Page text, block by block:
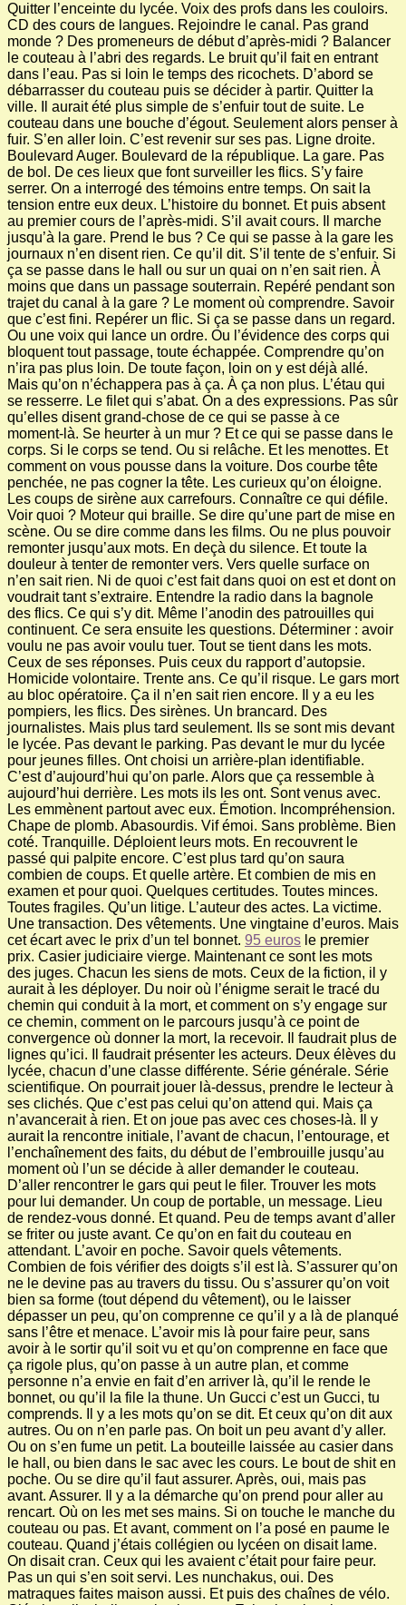
Quitter l’enceinte du lycée. Voix des profs dans les couloirs.
CD des cours de langues. Rejoindre le canal. Pas grand
monde ? Des promeneurs de début d’après-midi ? Balancer
le couteau à l’abri des regards. Le bruit qu’il fait en entrant
dans l’eau. Pas si loin le temps des ricochets. D’abord se
débarrasser du couteau puis se décider à partir. Quitter la
ville. Il aurait été plus simple de s’enfuir tout de suite. Le
couteau dans une bouche d’égout. Seulement alors penser à
fuir. S’en aller loin. C’est revenir sur ses pas. Ligne droite.
Boulevard Auger. Boulevard de la république. La gare. Pas
de bol. De ces lieux que font surveiller les flics. S’y faire
serrer. On a interrogé des témoins entre temps. On sait la
tension entre eux deux. L’histoire du bonnet. Et puis absent
au premier cours de l’après-midi. S’il avait cours. Il marche
jusqu’à la gare. Prend le bus ? Ce qui se passe à la gare les
journaux n’en disent rien. Ce qu’il dit. S’il tente de s’enfuir. Si
ça se passe dans le hall ou sur un quai on n’en sait rien. À
moins que dans un passage souterrain. Repéré pendant son
trajet du canal à la gare ? Le moment où comprendre. Savoir
que c’est fini. Repérer un flic. Si ça se passe dans un regard.
Ou une voix qui lance un ordre. Ou l’évidence des corps qui
bloquent tout passage, toute échappée. Comprendre qu’on
n’ira pas plus loin. De toute façon, loin on y est déjà allé.
Mais qu’on n’échappera pas à ça. À ça non plus. L’étau qui
se resserre. Le filet qui s’abat. On a des expressions. Pas sûr
qu’elles disent grand-chose de ce qui se passe à ce
moment-là. Se heurter à un mur ? Et ce qui se passe dans le
corps. Si le corps se tend. Ou si relâche. Et les menottes. Et
comment on vous pousse dans la voiture. Dos courbe tête
penchée, ne pas cogner la tête. Les curieux qu’on éloigne.
Les coups de sirène aux carrefours. Connaître ce qui défile.
Voir quoi ? Moteur qui braille. Se dire qu’une part de mise en
scène. Ou se dire comme dans les films. Ou ne plus pouvoir
remonter jusqu’aux mots. En deçà du silence. Et toute la
douleur à tenter de remonter vers. Vers quelle surface on
n’en sait rien. Ni de quoi c’est fait dans quoi on est et dont on
voudrait tant s’extraire. Entendre la radio dans la bagnole
des flics. Ce qui s’y dit. Même l’anodin des patrouilles qui
continuent. Ce sera ensuite les questions. Déterminer : avoir
voulu ne pas avoir voulu tuer. Tout se tient dans les mots.
Ceux de ses réponses. Puis ceux du rapport d’autopsie.
Homicide volontaire. Trente ans. Ce qu’il risque. Le gars mort
au bloc opératoire. Ça il n’en sait rien encore. Il y a eu les
pompiers, les flics. Des sirènes. Un brancard. Des
journalistes. Mais plus tard seulement. Ils se sont mis devant
le lycée. Pas devant le parking. Pas devant le mur du lycée
pour jeunes filles. Ont choisi un arrière-plan identifiable.
C’est d’aujourd’hui qu’on parle. Alors que ça ressemble à
aujourd’hui derrière. Les mots ils les ont. Sont venus avec.
Les emmènent partout avec eux. Émotion. Incompréhension.
Chape de plomb. Abasourdis. Vif émoi. Sans problème. Bien
coté. Tranquille. Déploient leurs mots. En recouvrent le
passé qui palpite encore. C’est plus tard qu’on saura
combien de coups. Et quelle artère. Et combien de mis en
examen et pour quoi. Quelques certitudes. Toutes minces.
Toutes fragiles. Qu’un litige. L’auteur des actes. La victime.
Une transaction. Des vêtements. Une vingtaine d’euros. Mais
cet écart avec le prix d’un tel bonnet. 95 euros le premier
prix. Casier judiciaire vierge. Maintenant ce sont les mots
des juges. Chacun les siens de mots. Ceux de la fiction, il y
aurait à les déployer. Du noir où l’énigme serait le tracé du
chemin qui conduit à la mort, et comment on s’y engage sur
ce chemin, comment on le parcours jusqu’à ce point de
convergence où donner la mort, la recevoir. Il faudrait plus de
lignes qu’ici. Il faudrait présenter les acteurs. Deux élèves du
lycée, chacun d’une classe différente. Série générale. Série
scientifique. On pourrait jouer là-dessus, prendre le lecteur à
ses clichés. Que c’est pas celui qu’on attend qui. Mais ça
n’avancerait à rien. Et on joue pas avec ces choses-là. Il y
aurait la rencontre initiale, l’avant de chacun, l’entourage, et
l’enchaînement des faits, du début de l’embrouille jusqu’au
moment où l’un se décide à aller demander le couteau.
D’aller rencontrer le gars qui peut le filer. Trouver les mots
pour lui demander. Un coup de portable, un message. Lieu
de rendez-vous donné. Et quand. Peu de temps avant d’aller
se friter ou juste avant. Ce qu’on en fait du couteau en
attendant. L’avoir en poche. Savoir quels vêtements.
Combien de fois vérifier des doigts s’il est là. S’assurer qu’on
ne le devine pas au travers du tissu. Ou s’assurer qu’on voit
bien sa forme (tout dépend du vêtement), ou le laisser
dépasser un peu, qu’on comprenne ce qu’il y a là de planqué
sans l’être et menace. L’avoir mis là pour faire peur, sans
avoir à le sortir qu’il soit vu et qu’on comprenne en face que
ça rigole plus, qu’on passe à un autre plan, et comme
personne n’a envie en fait d’en arriver là, qu’il le rende le
bonnet, ou qu’il la file la thune. Un Gucci c’est un Gucci, tu
comprends. Il y a les mots qu’on se dit. Et ceux qu’on dit aux
autres. Ou on n’en parle pas. On boit un peu avant d’y aller.
Ou on s’en fume un petit. La bouteille laissée au casier dans
le hall, ou bien dans le sac avec les cours. Le bout de shit en
poche. Ou se dire qu’il faut assurer. Après, oui, mais pas
avant. Assurer. Il y a la démarche qu’on prend pour aller au
rencart. Où on les met ses mains. Si on touche le manche du
couteau ou pas. Et avant, comment on l’a posé en paume le
couteau. Quand j’étais collégien ou lycéen on disait lame.
On disait cran. Ceux qui les avaient c’était pour faire peur.
Pas un qui s’en soit servi. Les nunchakus, oui. Des
matraques faites maison aussi. Et puis des chaînes de vélo.